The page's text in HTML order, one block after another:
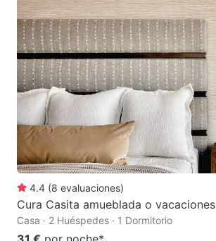
4.4 (8 evaluaciones)
Cura Casita amueblada o vacaciones
Casa · 2 Huéspedes · 1 Dormitorio